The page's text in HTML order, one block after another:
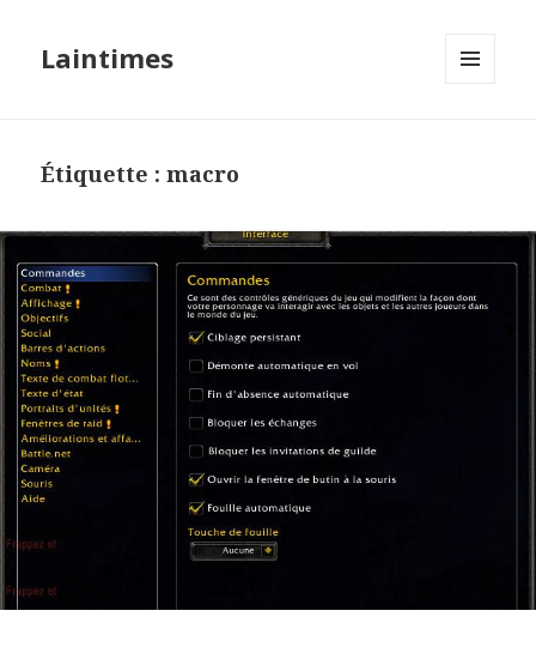
Laintimes
Étiquette :macro